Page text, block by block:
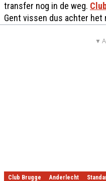
transfer nog in de weg.
Gent vissen dus achter het
▼
Club Brugge Anderlecht